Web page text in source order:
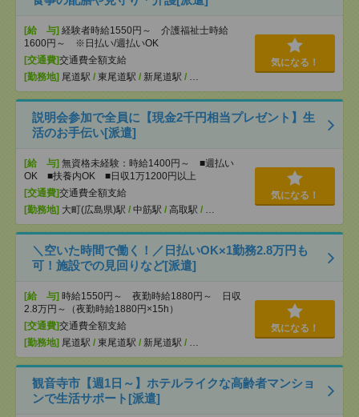
[給 与] 経験者時給1550円～ 介護福祉士時給
1600円～ ※日払い/週払いOK
[交通費]交通費全額支給
[勤務地] 尾道駅 / 東尾道駅 / 新尾道駅 /
気になる！
説明会参加で全員に【現金2千円相当プレゼント】生
活のお手伝い[派遣]
[給 与] 無資格未経験：時給1400円～ ■週払い
OK ■扶養内OK ■日収1万1200円以上
[交通費]交通費全額支給
[勤務地] 大町(広島県)駅 / 中筋駅 / 高取駅 /
気になる！
＼空いた時間で働く！／日払いOK×1勤務2.8万円も
可！施設での見回りなど[派遣]
[給 与] 時給1550円～ 夜勤時給1880円～ 日収
2.8万円～（夜勤時給1880円×15h）
[交通費]交通費全額支給
[勤務地] 尾道駅 / 東尾道駅 / 新尾道駅 /
気になる！
観音寺市【週1日～】ホテルライクな高齢者マンショ
ンで生活サポート[派遣]